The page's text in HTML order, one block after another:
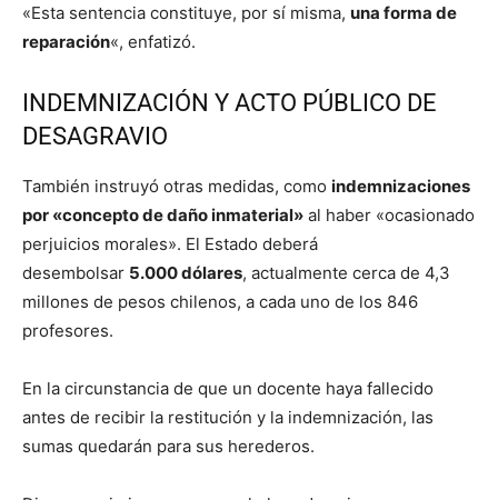
«Esta sentencia constituye, por sí misma, una forma de
reparación«, enfatizó.
INDEMNIZACIÓN Y ACTO PÚBLICO DE
DESAGRAVIO
También instruyó otras medidas, como indemnizaciones
por «concepto de daño inmaterial» al haber «ocasionado
perjuicios morales». El Estado deberá
desembolsar 5.000 dólares, actualmente cerca de 4,3
millones de pesos chilenos, a cada uno de los 846
profesores.
En la circunstancia de que un docente haya fallecido
antes de recibir la restitución y la indemnización, las
sumas quedarán para sus herederos.